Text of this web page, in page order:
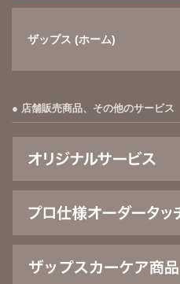
ザップス (ホーム)
店舗販売商品、その他のサービス